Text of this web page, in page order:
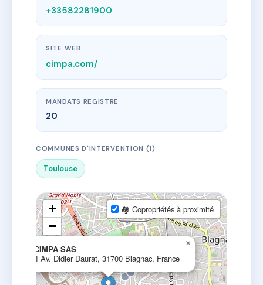
+33582281900
SITE WEB
cimpa.com/
MANDATS REGISTRE
20
COMMUNES D'INTERVENTION (1)
Toulouse
CIMPA SAS
4 Av. Didier Daurat, 31700 Blagnac, France
×
+
−
🏘 Copropriétés à proximité